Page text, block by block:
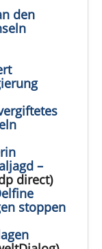
den
–
direct)
stoppen